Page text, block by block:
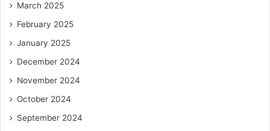
March 2025
February 2025
January 2025
December 2024
November 2024
October 2024
September 2024